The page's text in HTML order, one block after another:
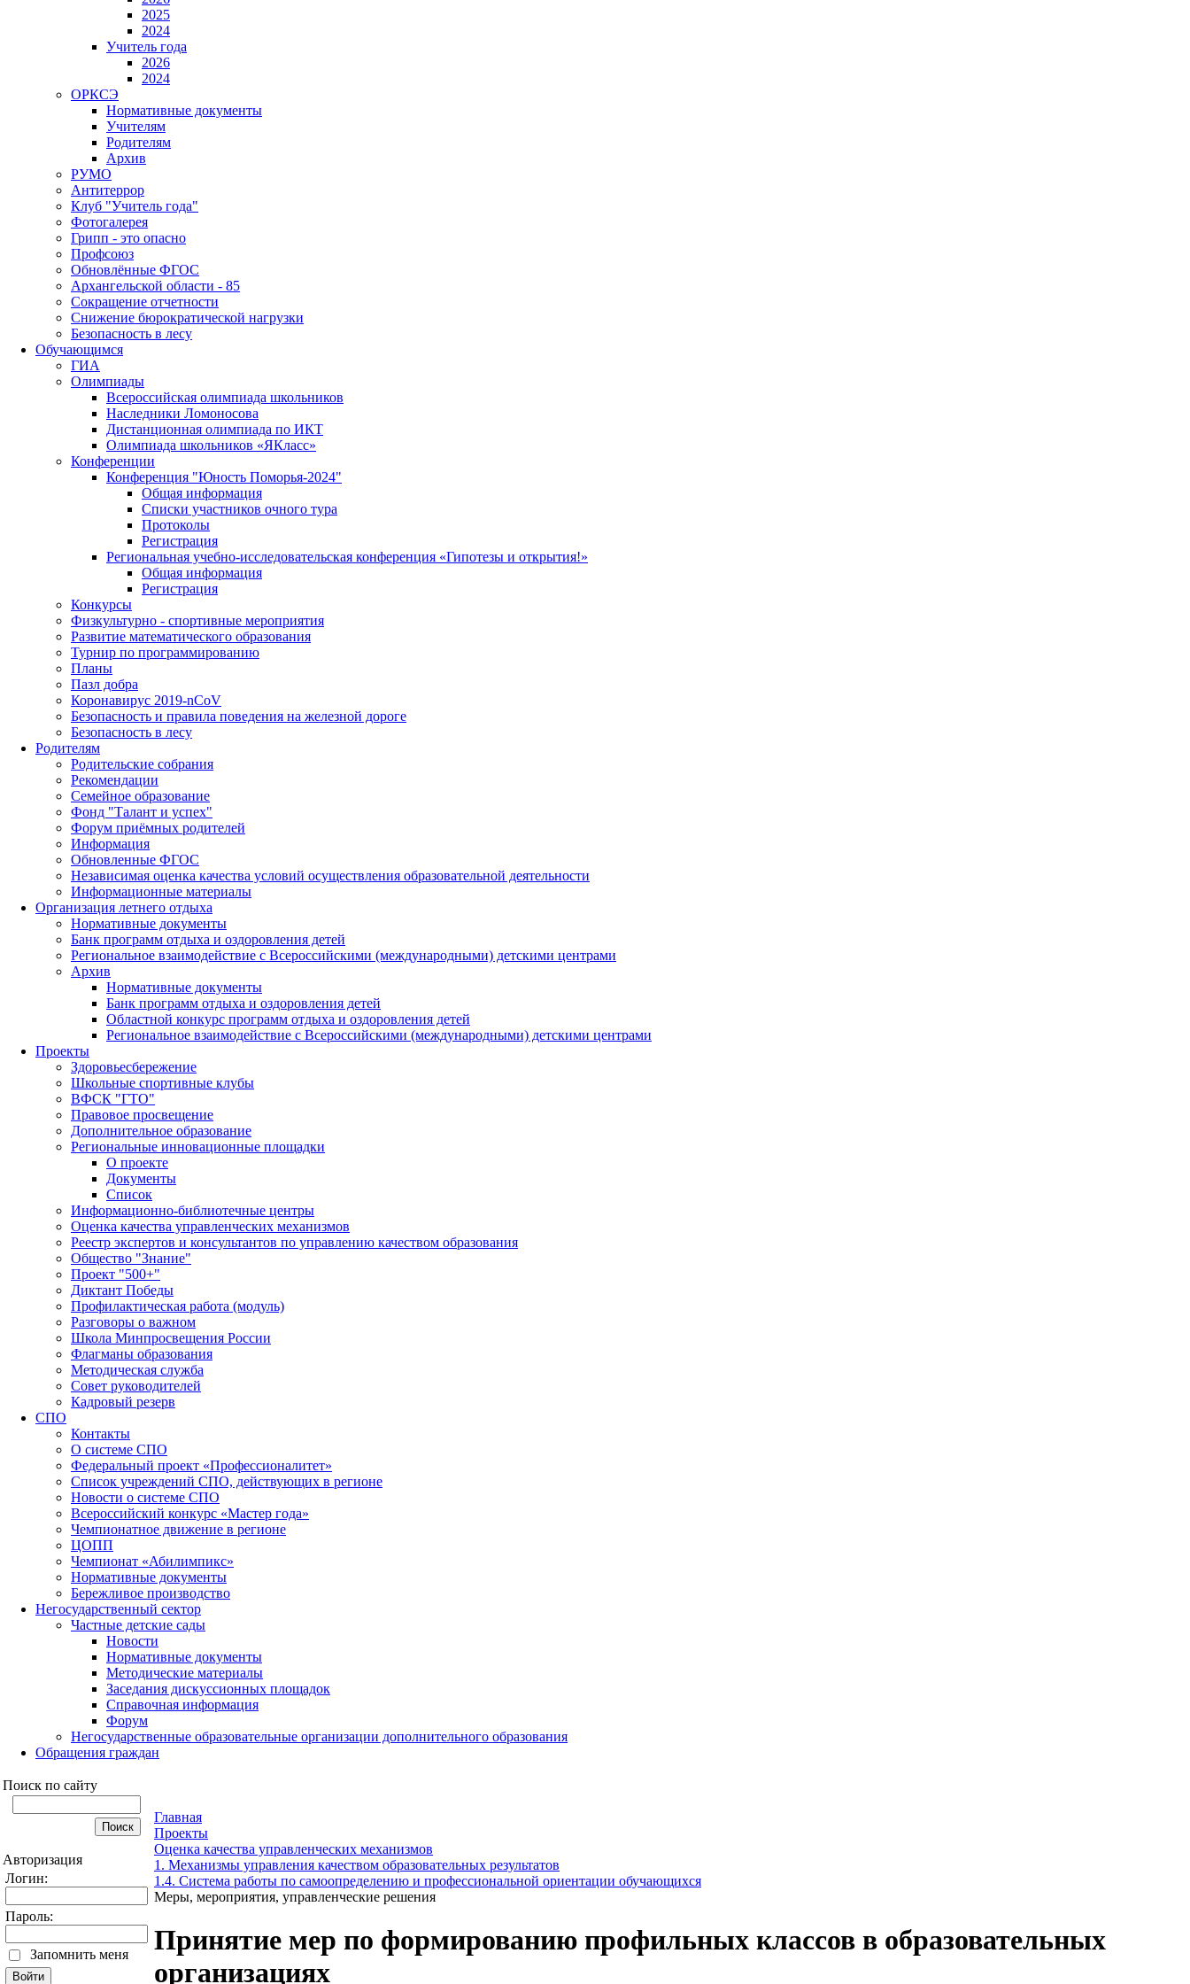
2025
2024
Учитель года
2026
2024
ОРКСЭ
Нормативные документы
Учителям
Родителям
Архив
РУМО
Антитеррор
Клуб "Учитель года"
Фотогалерея
Грипп - это опасно
Профсоюз
Обновлённые ФГОС
Архангельской области - 85
Сокращение отчетности
Снижение бюрократической нагрузки
Безопасность в лесу
Обучающимся
ГИА
Олимпиады
Всероссийская олимпиада школьников
Наследники Ломоносова
Дистанционная олимпиада по ИКТ
Олимпиада школьников «ЯКласс»
Конференции
Конференция "Юность Поморья-2024"
Общая информация
Списки участников очного тура
Протоколы
Регистрация
Региональная учебно-исследовательская конференция «Гипотезы и открытия!»
Общая информация
Регистрация
Конкурсы
Физкультурно - спортивные мероприятия
Развитие математического образования
Турнир по программированию
Планы
Пазл добра
Коронавирус 2019-nCoV
Безопасность и правила поведения на железной дороге
Безопасность в лесу
Родителям
Родительские собрания
Рекомендации
Семейное образование
Фонд "Талант и успех"
Форум приёмных родителей
Информация
Обновленные ФГОС
Независимая оценка качества условий осуществления образовательной деятельности
Информационные материалы
Организация летнего отдыха
Нормативные документы
Банк программ отдыха и оздоровления детей
Региональное взаимодействие с Всероссийскими (международными) детскими центрами
Архив
Нормативные документы
Банк программ отдыха и оздоровления детей
Областной конкурс программ отдыха и оздоровления детей
Региональное взаимодействие с Всероссийскими (международными) детскими центрами
Проекты
Здоровьесбережение
Школьные спортивные клубы
ВФСК "ГТО"
Правовое просвещение
Дополнительное образование
Региональные инновационные площадки
О проекте
Документы
Список
Информационно-библиотечные центры
Оценка качества управленческих механизмов
Реестр экспертов и консультантов по управлению качеством образования
Общество "Знание"
Проект "500+"
Диктант Победы
Профилактическая работа (модуль)
Разговоры о важном
Школа Минпросвещения России
Флагманы образования
Методическая служба
Совет руководителей
Кадровый резерв
СПО
Контакты
О системе СПО
Федеральный проект «Профессионалитет»
Список учреждений СПО, действующих в регионе
Новости о системе СПО
Всероссийский конкурс «Мастер года»
Чемпионатное движение в регионе
ЦОПП
Чемпионат «Абилимпикс»
Нормативные документы
Бережливое производство
Негосударственный сектор
Частные детские сады
Новости
Нормативные документы
Методические материалы
Заседания дискуссионных площадок
Справочная информация
Форум
Негосударственные образовательные организации дополнительного образования
Обращения граждан
Поиск по сайту
Авторизация
Логин:
Пароль:
Запомнить меня
Главная
Проекты
Оценка качества управленческих механизмов
1. Механизмы управления качеством образовательных результатов
1.4. Система работы по самоопределению и профессиональной ориентации обучающихся
Меры, мероприятия, управленческие решения
Принятие мер по формированию профильных классов в образовательных
организациях